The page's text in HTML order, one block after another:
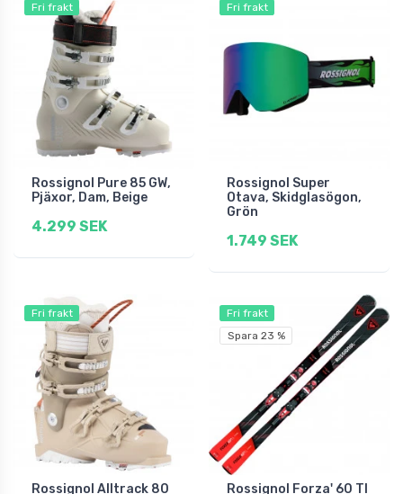
Fri frakt
Rossignol Pure 85 GW,
Pjäxor, Dam, Beige
4.299 SEK
Fri frakt
Rossignol Super
Otava, Skidglasögon,
Grön
1.749 SEK
Fri frakt
Rossignol Alltrack 80
Fri frakt
Spara 23 %
Rossignol Forza' 60 TI